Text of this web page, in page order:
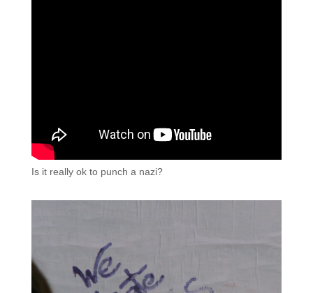
Is it really ok to punch a nazi?